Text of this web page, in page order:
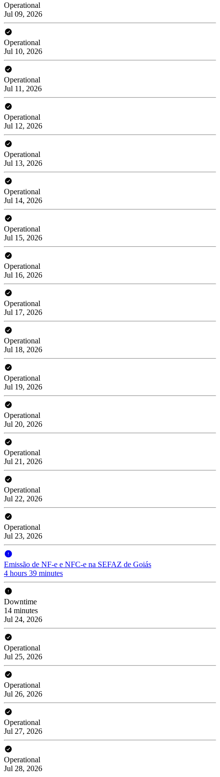
Operational
Jul 09, 2026
Operational
Jul 10, 2026
Operational
Jul 11, 2026
Operational
Jul 12, 2026
Operational
Jul 13, 2026
Operational
Jul 14, 2026
Operational
Jul 15, 2026
Operational
Jul 16, 2026
Operational
Jul 17, 2026
Operational
Jul 18, 2026
Operational
Jul 19, 2026
Operational
Jul 20, 2026
Operational
Jul 21, 2026
Operational
Jul 22, 2026
Operational
Jul 23, 2026
Emissão de NF-e e NFC-e na SEFAZ de Goiás
4 hours 39 minutes
Downtime
14 minutes
Jul 24, 2026
Operational
Jul 25, 2026
Operational
Jul 26, 2026
Operational
Jul 27, 2026
Operational
Jul 28, 2026